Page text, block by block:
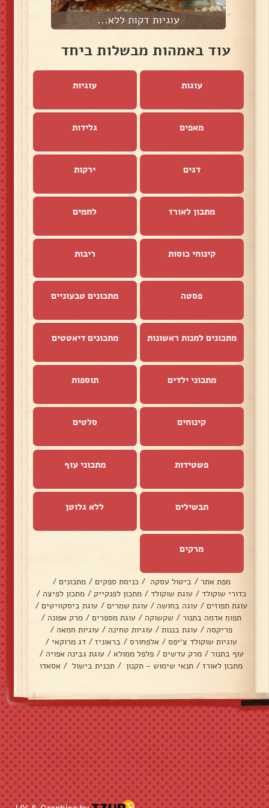
עוגיות דקות ללא...
עוד באמהות מבשלות ביחד
עוגות עוגיות
מאפים גלידות
דגים ירקות
מתכון לאורז לחמים
קינוחי כוסות ריבות
פסטה מתכונים טבעוניים
מתכונים למנות ראשונות מתכונים דיאטטים
מתכוני ילדים תוספות
קינוחים סלטים
פשטידות מתכוני עוף
תבשילים ללא גלוטן
מרקים
מפת אתר / ביטול עסקה / כניסת ספקים / מתכונים /
כדורי שוקולד / עוגת שוקולד / מתכון לפנקייק / מתכון לפיצה /
עוגת תפוזים / עוגה בחושה / עוגת שמרים / עוגת ביסקוויטים /
תפוח אדמה בתנור / שקשוקה / עוגת מספרים / מרק אפונה /
פריקסה / עוגת בננות / עוגיות טחינה / עוגיות חמאה /
עוגיות שוקולד צ׳יפס / אלפחורס / בראוניז / דג מרוקאי /
עוף בתנור / מרק עדשים / פלפל ממולא / עוגת גבינה אפויה /
מתכון לאורז / תנאי שימוש - תקנון / תכנית בישול / אסאדו